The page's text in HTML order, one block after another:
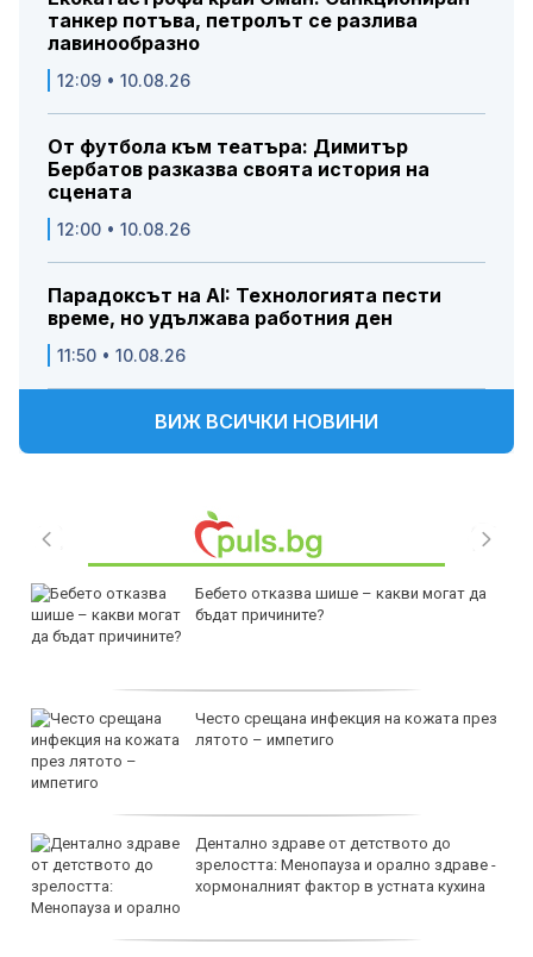
танкер потъва, петролът се разлива
лавинообразно
12:09 • 10.08.26
От футбола към театъра: Димитър
Бербатов разказва своята история на
сцената
12:00 • 10.08.26
Парадоксът на AI: Технологията пести
време, но удължава работния ден
11:50 • 10.08.26
ВИЖ ВСИЧКИ НОВИНИ
Бебето отказва шише – какви могат да
бъдат причините?
Често срещана инфекция на кожата през
лятото – импетиго
Дентално здраве от детството до
зрелостта: Менопауза и орално здраве -
хормоналният фактор в устната кухина